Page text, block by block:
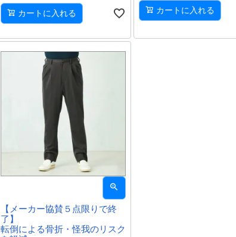
カートに入れる カートに入れる
【メーカー協賛５点限りで終
了】
転倒による骨折・怪我のリスク